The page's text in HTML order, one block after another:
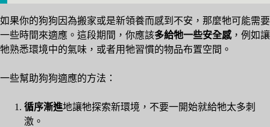
如果你的狗狗因為搬家或是新領養而感到不安，那麼牠可能需要
一些時間來適應。這段期間，你應該多給牠一些安全感，例如讓
牠熟悉環境中的氣味，或者用牠習慣的物品布置空間。
一些幫助狗狗適應的方法：
循序漸進地讓牠探索新環境，不要一開始就給牠太多刺
激。